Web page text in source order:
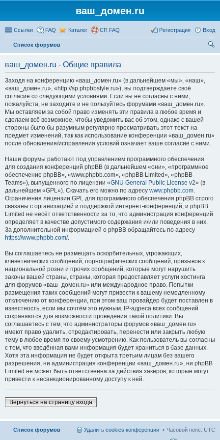
ваш_домен.ru
Ссылки FAQ Каталог СП FAQ Вход
Регистрация
Список форумов
ваш_домен.ru - Общие правила
Заходя на конференцию «ваш_домен.ru» (в дальнейшем «мы», «наш»,
«ваш_домен.ru», «http://sp.phpbbstyle.ru»), вы подтверждаете своё
согласие со следующими условиями. Если вы не согласны с ними,
пожалуйста, не заходите и не пользуйтесь форумами «ваш_домен.ru».
Мы оставляем за собой право изменять эти правила в любое время и
сделаем всё возможное, чтобы уведомить вас об этом, однако с вашей
стороны было бы разумным регулярно просматривать этот текст на
предмет изменений, так как использование конференции «ваш_домен.ru»
после обновления/исправления условий означает ваше согласие с ними.
Наши форумы работают под управлением программного обеспечения
для создания конференций phpBB (в дальнейшем «они», «программное
обеспечение phpBB», «www.phpbb.com», «phpBB Limited», «phpBB
Teams»), выпущенного по лицензии «GNU General Public License v2» (в
дальнейшем «GPL»). Скачать его можно по адресу www.phpbb.com.
Ограничения лицензии GPL для программного обеспечения phpBB строго
связаны с организацией и поддержкой интернет-конференций, и phpBB
Limited не несёт ответственности за то, что администрация конференций
определяет в качестве допустимого содержания и/или поведения в них.
За дополнительной информацией о phpBB обращайтесь по адресу
https://www.phpbb.com/.
Вы соглашаетесь не размещать оскорбительных, угрожающих,
клеветнических сообщений, порнографических сообщений, призывов к
национальной розни и прочих сообщений, которые могут нарушить
законы вашей страны, страны, которая предоставляет услуги хостинга
для форумов «ваш_домен.ru» или международное право. Попытки
размещения таких сообщений могут привести к вашему немедленному
отключению от конференции, при этом ваш провайдер будет поставлен в
известность, если мы сочтём это нужным. IP-адреса всех сообщений
сохраняются для возможности проведения такой политики. Вы
соглашаетесь с тем, что администраторы форумов «ваш_домен.ru»
имеют право удалить, отредактировать, перенести или закрыть любую
тему в любое время по своему усмотрению. Как пользователь вы согласны
с тем, что введённая вами информация будет храниться в базе данных.
Хотя эта информация не будет открыта третьим лицам без вашего
разрешения, ни администрация конференции «ваш_домен.ru», ни phpBB
Limited не может быть ответственна за действия хакеров, которые могут
привести к несанкционированному доступу к ней.
Вернуться на страницу входа
Список форумов Часовой пояс: UTC
Удалить cookies конференции